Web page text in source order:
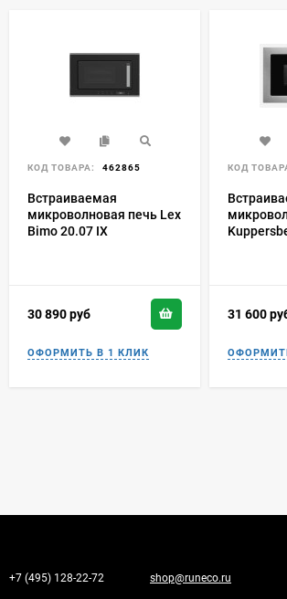
КОД ТОВАРА: 462865
Встраиваемая
микроволновая печь Lex
Bimo 20.07 IX
30 890руб
КОД
31 600
+7 (495) 128-22-72 shop@runeco.ru